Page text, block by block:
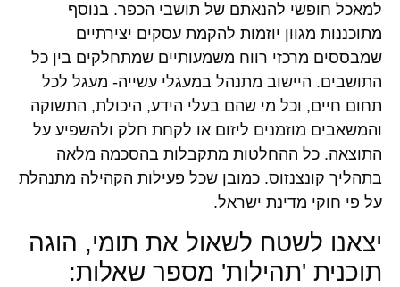
למאכל חופשי להנאתם של תושבי הכפר. בנוסף
מתוכננות מגוון יוזמות להקמת עסקים יצירתיים
שמבססים מרכזי רווח משמעותיים שמתחלקים בין כל
התושבים. היישוב מתנהל במעגלי עשייה- מעגל לכל
תחום חיים, וכל מי שהם בעלי הידע, היכולת, התשוקה
והמשאבים מוזמנים ליזום או לקחת חלק ולהשפיע על
התוצאה. כל ההחלטות מתקבלות בהסכמה מלאה
בתהליך קונצנזוס. כמובן שכל פעילות הקהילה מתנהלת
על פי חוקי מדינת ישראל.
יצאנו לשטח לשאול את תומי, הוגה
תוכנית 'תהילות' מספר שאלות: